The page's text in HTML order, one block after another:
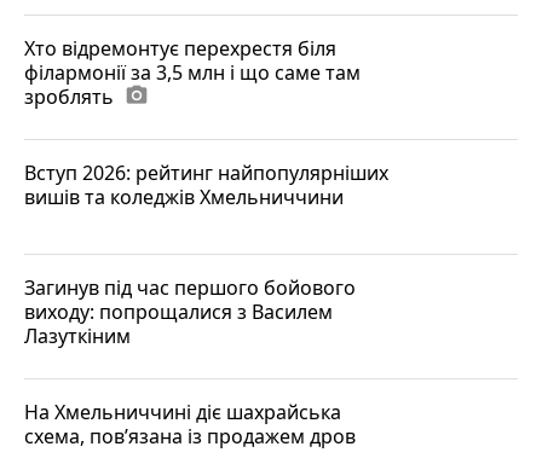
Хто відремонтує перехрестя біля
філармонії за 3,5 млн і що саме там
зроблять photo_camera
Вступ 2026: рейтинг найпопулярніших
вишів та коледжів Хмельниччини
Загинув під час першого бойового
виходу: попрощалися з Василем
Лазуткіним
На Хмельниччині діє шахрайська
схема, пов’язана із продажем дров